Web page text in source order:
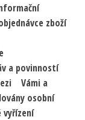
zboží
a povinností
Vámi a
osobní
vyřízení